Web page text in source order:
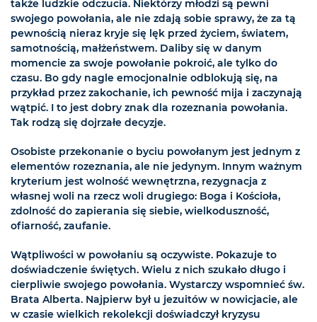
także ludzkie odczucia. Niektórzy młodzi są pewni
swojego powołania, ale nie zdają sobie sprawy, że za tą
pewnością nieraz kryje się lęk przed życiem, światem,
samotnością, małżeństwem. Daliby się w danym
momencie za swoje powołanie pokroić, ale tylko do
czasu. Bo gdy nagle emocjonalnie odblokują się, na
przykład przez zakochanie, ich pewność mija i zaczynają
wątpić. I to jest dobry znak dla rozeznania powołania.
Tak rodzą się dojrzałe decyzje.
Osobiste przekonanie o byciu powołanym jest jednym z
elementów rozeznania, ale nie jedynym. Innym ważnym
kryterium jest wolność wewnętrzna, rezygnacja z
własnej woli na rzecz woli drugiego: Boga i Kościoła,
zdolność do zapierania się siebie, wielkoduszność,
ofiarność, zaufanie.
Wątpliwości w powołaniu są oczywiste. Pokazuje to
doświadczenie świętych. Wielu z nich szukało długo i
cierpliwie swojego powołania. Wystarczy wspomnieć św.
Brata Alberta. Najpierw był u jezuitów w nowicjacie, ale
w czasie wielkich rekolekcji doświadczył kryzysu